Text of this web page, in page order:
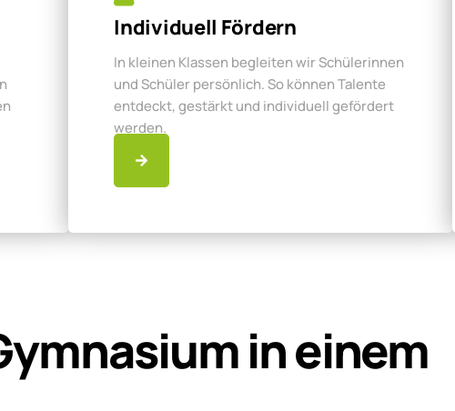
Individuell Fördern
In kleinen Klassen begleiten wir Schülerinnen
und Schüler persönlich. So können Talente
entdeckt, gestärkt und individuell gefördert
werden.
in einem